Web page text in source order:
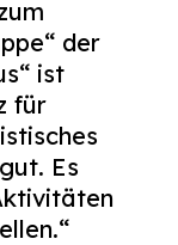
der
ist
für
Es